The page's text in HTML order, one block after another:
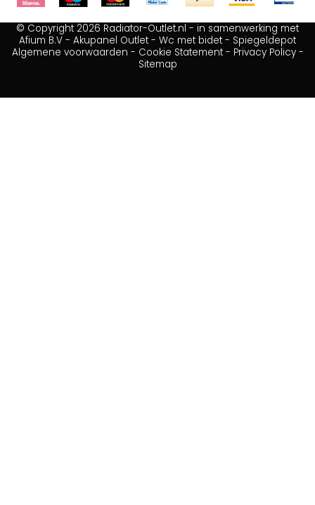
© Copyright 2026 Radiator-Outlet.nl - in samenwerking met
Afium B.V - Akupanel Outlet - Wc met bidet - Spiegeldepot
Algemene voorwaarden - Cookie Statement- Privacy Policy-
Sitemap